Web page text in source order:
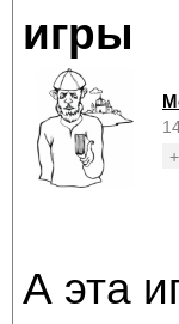
игры
+
А эта